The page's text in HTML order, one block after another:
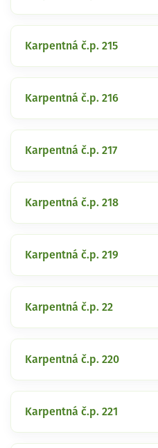
Karpentná č.p. 215
Karpentná č.p. 216
Karpentná č.p. 217
Karpentná č.p. 218
Karpentná č.p. 219
Karpentná č.p. 22
Karpentná č.p. 220
Karpentná č.p. 221